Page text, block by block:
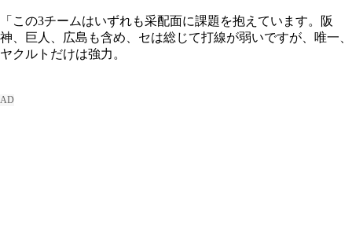
「この3チームはいずれも采配面に課題を抱えています。阪
神、巨人、広島も含め、セは総じて打線が弱いですが、唯一、
ヤクルトだけは強力。